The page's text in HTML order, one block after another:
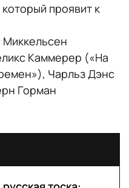
проявит к
Миккельсен
Каммерер («На
Чарльз Дэнс
Горман